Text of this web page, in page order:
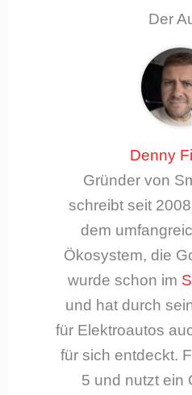
Der
Denny
Gründer von
schreibt seit
dem
Ökosystem, die
wurde schon im
und hat durch
für Elektroautos
für sich entdeckt.
5 und nutzt ein